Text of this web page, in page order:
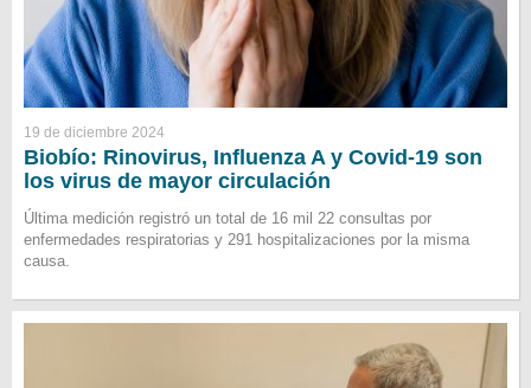
19 de diciembre 2024
Biobío: Rinovirus, Influenza A y Covid-19 son
los virus de mayor circulación
Última medición registró un total de 16 mil 22 consultas por
enfermedades respiratorias y 291 hospitalizaciones por la misma
causa.